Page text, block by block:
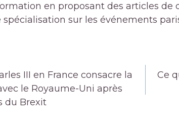
en proposant des articles de
spécialisation sur les événements
III en France consacre la
le Royaume-Uni après
du Brexit
Ce